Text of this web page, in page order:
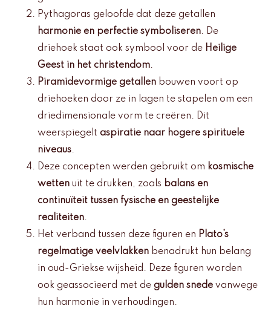
Pythagoras geloofde dat deze getallen
harmonie en perfectie symboliseren. De
driehoek staat ook symbool voor de Heilige
Geest in het christendom.
Piramidevormige getallen bouwen voort op
driehoeken door ze in lagen te stapelen om een
driedimensionale vorm te creëren. Dit
weerspiegelt aspiratie naar hogere spirituele
niveaus.
Deze concepten werden gebruikt om kosmische
wetten uit te drukken, zoals balans en
continuïteit tussen fysische en geestelijke
realiteiten.
Het verband tussen deze figuren en Plato’s
regelmatige veelvlakken benadrukt hun belang
in oud-Griekse wijsheid. Deze figuren worden
ook geassocieerd met de gulden snede vanwege
hun harmonie in verhoudingen.